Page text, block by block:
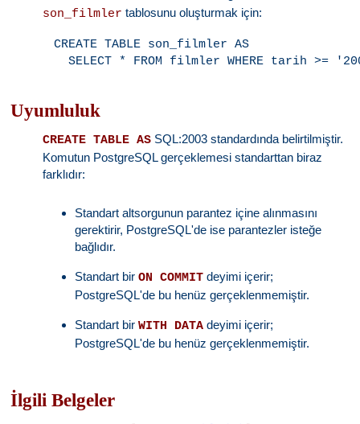
son_filmler tablosunu oluşturmak için:
CREATE TABLE son_filmler AS
Uyumluluk
CREATE TABLE AS SQL:2003 standardında belirtilmiştir.
Komutun PostgreSQL gerçeklemesi standarttan biraz
farklıdır:
Standart altsorgunun parantez içine alınmasını
gerektirir, PostgreSQL'de ise parantezler isteğe
bağlıdır.
Standart birON COMMIT deyimi içerir;
PostgreSQL'de bu henüz gerçeklenmemiştir.
Standart birWITH DATA deyimi içerir;
PostgreSQL'de bu henüz gerçeklenmemiştir.
İlgili Belgeler